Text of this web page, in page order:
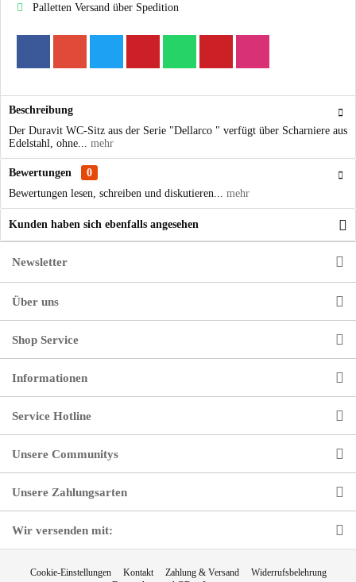
Palletten Versand über Spedition
Beschreibung
Der Duravit WC-Sitz aus der Serie "Dellarco " verfügt über Scharniere aus
Edelstahl, ohne... mehr
Bewertungen
0
Bewertungen lesen, schreiben und diskutieren... mehr
Kunden haben sich ebenfalls angesehen
Newsletter
Über uns
Shop Service
Informationen
Service Hotline
Unsere Communitys
Unsere Zahlungsarten
Wir versenden mit:
Cookie-Einstellungen Kontakt Zahlung & Versand
Widerrufsbelehrung